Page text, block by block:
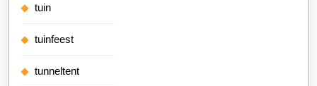
tuin
tuinfeest
tunneltent